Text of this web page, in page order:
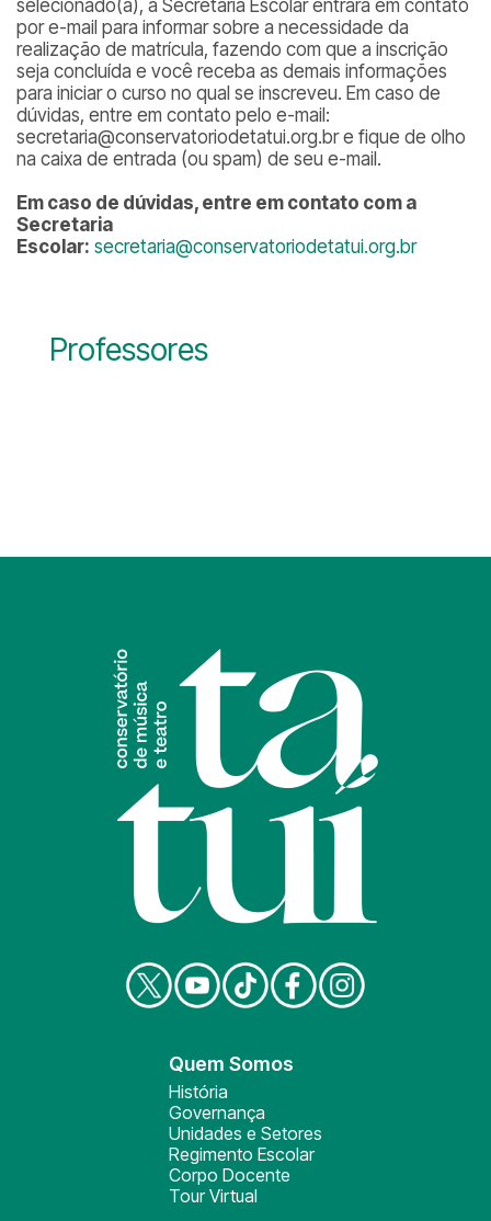
selecionado(a), a Secretaria Escolar entrará em contato
por e-mail para informar sobre a necessidade da
realização de matrícula, fazendo com que a inscrição
seja concluída e você receba as demais informações
para iniciar o curso no qual se inscreveu. Em caso de
dúvidas, entre em contato pelo e-mail:
secretaria@conservatoriodetatui.org.br e fique de olho
na caixa de entrada (ou spam) de seu e-mail.
Em caso de dúvidas, entre em contato com a
Secretaria
Escolar: secretaria@conservatoriodetatui.org.br
Professores
Quem Somos
História
Governança
Unidades e Setores
Regimento Escolar
Corpo Docente
Tour Virtual